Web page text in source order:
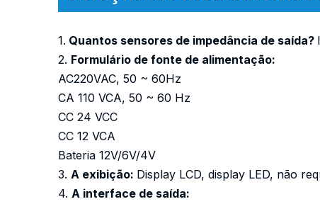
1. Quantos sensores de impedância de saída?
2. Formulário de fonte de alimentação:
AC220VAC, 50 ~ 60Hz
CA 110 VCA, 50 ~ 60 Hz
CC 24 VCC
CC 12 VCA
Bateria 12V/6V/4V
3. A exibição: Display LCD, display LED, não
4. A interface de saída: